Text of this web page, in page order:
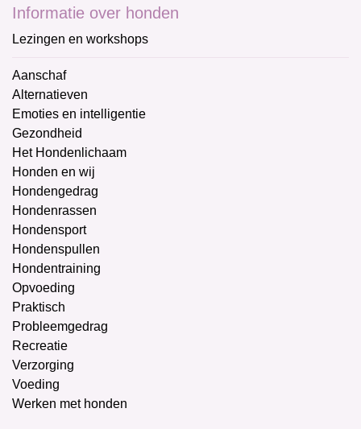
Informatie over honden
Lezingen en workshops
Aanschaf
Alternatieven
Emoties en intelligentie
Gezondheid
Het Hondenlichaam
Honden en wij
Hondengedrag
Hondenrassen
Hondensport
Hondenspullen
Hondentraining
Opvoeding
Praktisch
Probleemgedrag
Recreatie
Verzorging
Voeding
Werken met honden